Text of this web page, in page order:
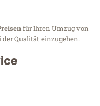
für Ihren Umzug von
Qualität einzugehen.